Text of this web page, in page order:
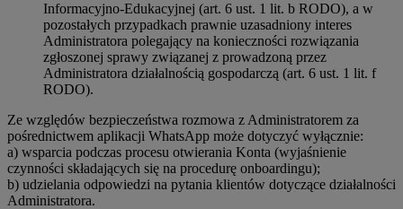
Informacyjno-Edukacyjnej (art. 6 ust. 1 lit. b RODO), a w
pozostałych przypadkach prawnie uzasadniony interes
Administratora polegający na konieczności rozwiązania
zgłoszonej sprawy związanej z prowadzoną przez
Administratora działalnością gospodarczą (art. 6 ust. 1 lit. f
RODO).
Ze względów bezpieczeństwa rozmowa z Administratorem za
pośrednictwem aplikacji WhatsApp może dotyczyć wyłącznie:
a) wsparcia podczas procesu otwierania Konta (wyjaśnienie
czynności składających się na procedurę onboardingu);
b) udzielania odpowiedzi na pytania klientów dotyczące działalności
Administratora.